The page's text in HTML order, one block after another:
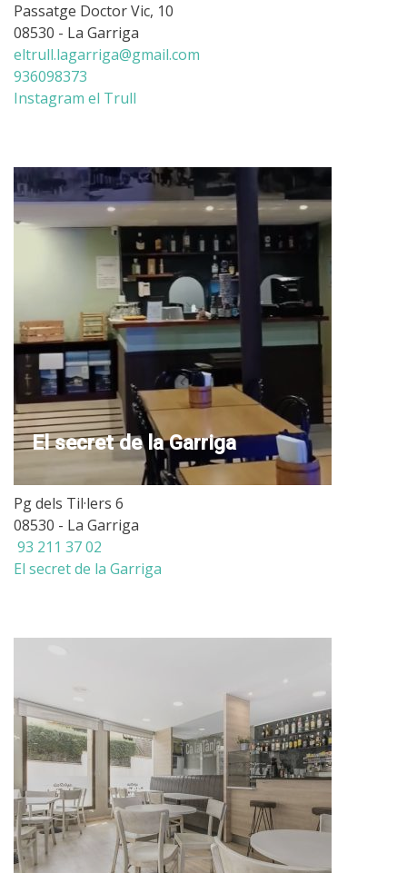
Passatge Doctor Vic, 10
08530 - La Garriga
eltrull.lagarriga@gmail.com
936098373
Instagram el Trull
El secret de la Garriga
Pg dels Til·lers 6
08530 - La Garriga
93 211 37 02
El secret de la Garriga